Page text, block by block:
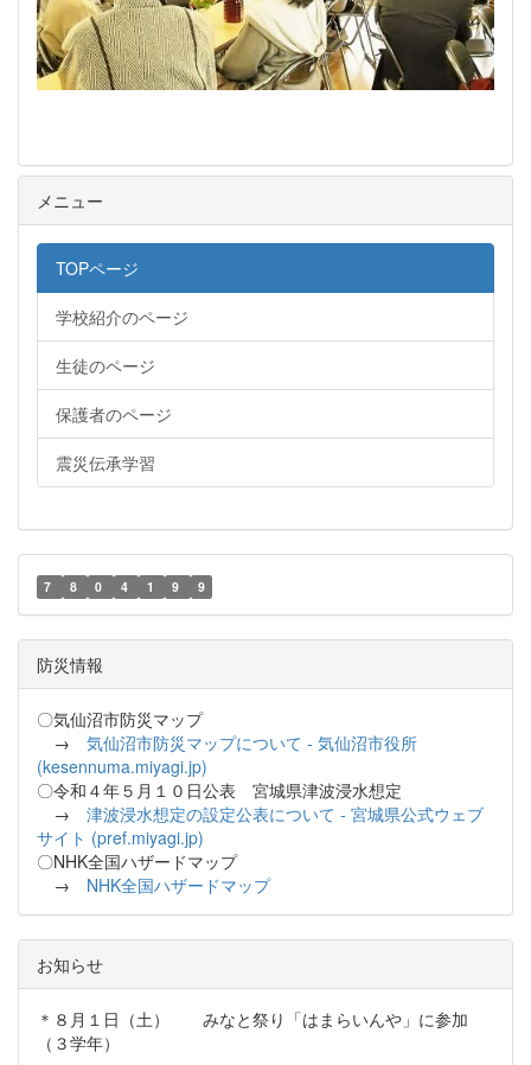
メニュー
TOPページ
学校紹介のページ
生徒のページ
保護者のページ
震災伝承学習
7 8 0 4 1 9 9
防災情報
〇気仙沼市防災マップ
→ 気仙沼市防災マップについて - 気仙沼市役所
(kesennuma.miyagi.jp)
〇令和４年５月１０日公表 宮城県津波浸水想定
→ 津波浸水想定の設定公表について - 宮城県公式ウェブ
サイト (pref.miyagi.jp)
〇NHK全国ハザードマップ
→ NHK全国ハザードマップ
お知らせ
＊８月１日（土） みなと祭り「はまらいんや」に参加
（３学年）